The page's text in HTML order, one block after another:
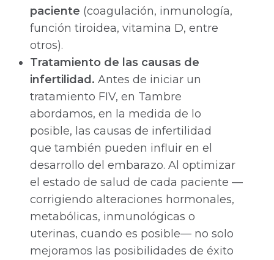
paciente (coagulación, inmunología,
función tiroidea, vitamina D, entre
otros).
Tratamiento de las causas de
infertilidad. Antes de iniciar un
tratamiento FIV, en Tambre
abordamos, en la medida de lo
posible, las causas de infertilidad
que también pueden influir en el
desarrollo del embarazo. Al optimizar
el estado de salud de cada paciente —
corrigiendo alteraciones hormonales,
metabólicas, inmunológicas o
uterinas, cuando es posible— no solo
mejoramos las posibilidades de éxito